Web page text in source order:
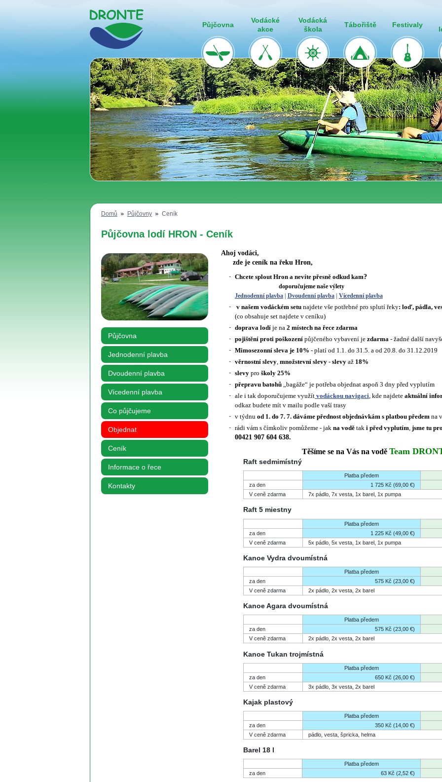
Půjčovna
Vodácké
akce
Vodácká
škola
Tábořiště Festivaly
Domů Půjčovny Ceník
Půjčovna lodí HRON - Ceník
Půjčovna
Jednodenní plavba
Dvoudenní plavba
Vícedenní plavba
Co půjčujeme
Objednat
Ceník
Informace o řece
Kontakty
Ahoj vodáci,
zde je ceník na řeku Hron,
Chcete splout Hron a nevíte přesně odkud kam?
doporučujeme naše výlety
Jednodenní plavba| Dvoudenní plavba| Vícedenní plavba
v našem vodáckém setunajdete vše potřebné pro splutí řeky: loď, pádla,
(co obsahuje set najdete v ceníku)
doprava lodí je na2 místech na řece zdarma
pojištění proti poškození půjčeného vybavení je zdarma- žadné další
Mimosezonní sleva je 10% - platí od 1.1. do 31.5. a od 20.8. do 31.12.2019
věrnostní slevy, množstevní slevy- slevy až18%
slevy pro školy 25%
přepravu batohů„bagáže“ je potřeba objednat aspoň 3 dny před vyplutím
ale i tak doporučujeme využítvodáckou navigaci, kde najdete aktuální
odkaz budete mít v mailu podle vaší trasy
v týdnu od 1. do 7. 7. dáváme přednost objednávkám s platbou předemna
rádi vám s čímkoliv pomůžeme - jak na vodětak i před vyplutím, jsme tu
00421 907 604 638.
Těšíme se na Vás na vodě Team